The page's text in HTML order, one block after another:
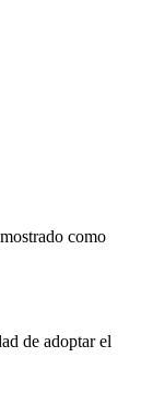
como
de adoptar el